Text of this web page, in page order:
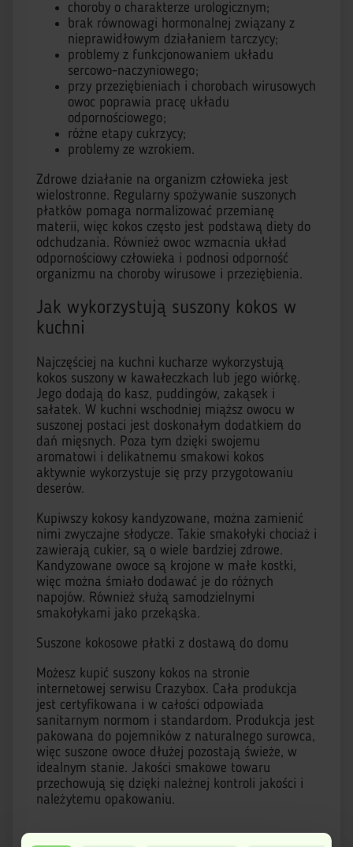
choroby o charakterze urologicznym;
brak równowagi hormonalnej związany z
nieprawidłowym działaniem tarczycy;
problemy z funkcjonowaniem układu
sercowo-naczyniowego;
przy przeziębieniach i chorobach wirusowych
owoc poprawia pracę układu
odpornościowego;
różne etapy cukrzycy;
problemy ze wzrokiem.
Zdrowe działanie na organizm człowieka jest
wielostronne. Regularny spożywanie suszonych
płatków pomaga normalizować przemianę
materii, więc kokos często jest podstawą diety do
odchudzania. Również owoc wzmacnia układ
odpornościowy człowieka i podnosi odporność
organizmu na choroby wirusowe i przeziębienia.
Jak wykorzystują suszony kokos w
kuchni
Najczęściej na kuchni kucharze wykorzystują
kokos suszony w kawałeczkach lub jego wiórkę.
Jego dodają do kasz, puddingów, zakąsek i
sałatek. W kuchni wschodniej miąższ owocu w
suszonej postaci jest doskonałym dodatkiem do
dań mięsnych. Poza tym dzięki swojemu
aromatowi i delikatnemu smakowi kokos
aktywnie wykorzystuje się przy przygotowaniu
deserów.
Kupiwszy kokosy kandyzowane, można zamienić
nimi zwyczajne słodycze. Takie smakołyki chociaż i
zawierają cukier, są o wiele bardziej zdrowe.
Kandyzowane owoce są krojone w małe kostki,
więc można śmiało dodawać je do różnych
napojów. Również służą samodzielnymi
smakołykami jako przekąska.
Suszone kokosowe płatki z dostawą do domu
Możesz kupić suszony kokos na stronie
internetowej serwisu Crazybox. Cała produkcja
jest certyfikowana i w całości odpowiada
sanitarnym normom i standardom. Produkcja jest
pakowana do pojemników z naturalnego surowca,
więc suszone owoce dłużej pozostają świeże, w
idealnym stanie. Jakości smakowe towaru
przechowują się dzięki należnej kontroli jakości i
należytemu opakowaniu.